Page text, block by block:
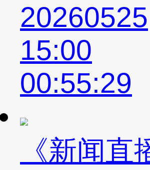
20260525
15:00
00:55:29
《新闻直